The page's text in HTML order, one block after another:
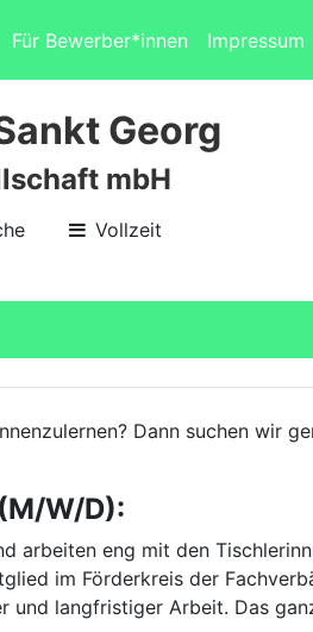
Für Bewerber*innen Impressum
Georg
mbH
Vollzeit
Dann suchen wir
W/D):
arbeiten eng mit den
im Förderkreis der
und langfristiger Arbeit. Das